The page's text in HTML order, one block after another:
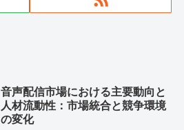
音声配信市場における主要動向と
人材流動性：市場統合と競争環境
の変化